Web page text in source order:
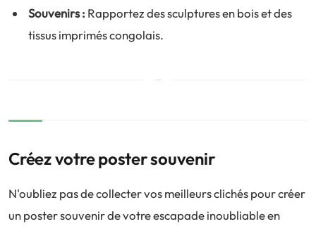
Souvenirs : Rapportez des sculptures en bois et des
tissus imprimés congolais.
Créez votre poster souvenir
N'oubliez pas de collecter vos meilleurs clichés pour créer
un poster souvenir de votre escapade inoubliable en